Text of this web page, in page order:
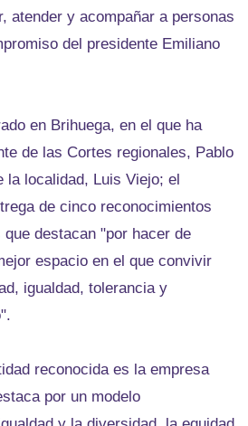
atender y acompañar a personas
del presidente Emiliano
en Brihuega, en el que ha
de las Cortes regionales, Pablo
la localidad, Luis Viejo; el
de cinco reconocimientos
destacan "por hacer de
espacio en el que convivir
igualdad, tolerancia y
reconocida es la empresa
por un modelo